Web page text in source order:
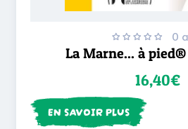
0
La Marne... à pied®
16,40€
EN SAVOIR PLUS